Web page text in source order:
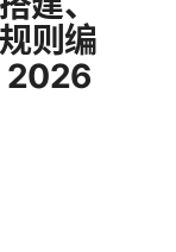
则编
2026